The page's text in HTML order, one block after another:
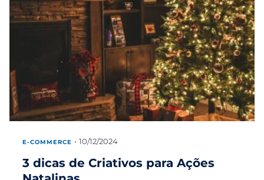
E-COMMERCE 10/12/2024
3 dicas de Criativos para Ações